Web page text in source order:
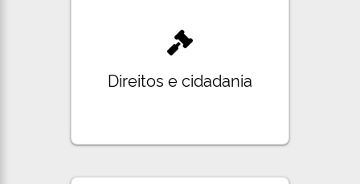
Direitos e cidadania